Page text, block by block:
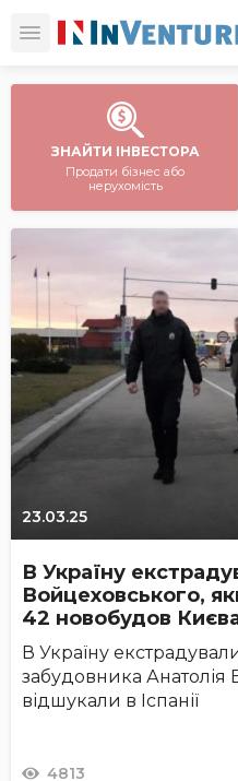
ЗНАЙТИ ІНВЕСТОРА
Продати бізнес або
нерухомість
23.03.25
В Україну
Войцеховського,
42 новобудов
В Україну
забудовника Анатолія
відшукали в Іспанії
4813